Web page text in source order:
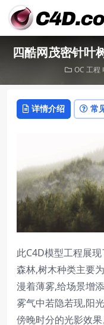
四酷网茂密针叶
OC 工程
详情介绍 常
此C4D模型工程展
森林,树木种类主要
漫着薄雾,给场景增
雾气中若隐若现,阳
傍晚时分的光影效果